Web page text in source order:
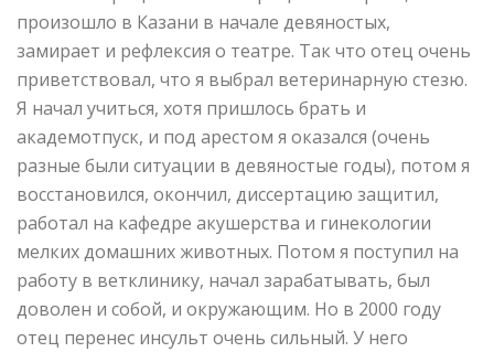
произошло в Казани в начале девяностых,
замирает и рефлексия о театре. Так что отец очень
приветствовал, что я выбрал ветеринарную стезю.
Я начал учиться, хотя пришлось брать и
академотпуск, и под арестом я оказался (очень
разные были ситуации в девяностые годы), потом я
восстановился, окончил, диссертацию защитил,
работал на кафедре акушерства и гинекологии
мелких домашних животных. Потом я поступил на
работу в ветклинику, начал зарабатывать, был
доволен и собой, и окружающим. Но в 2000 году
отец перенес инсульт очень сильный. У него